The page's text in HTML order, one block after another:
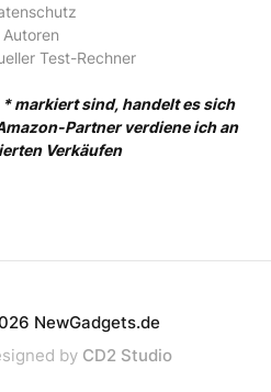
Autoren
Test-Rechner
markiert sind, handelt es sich
Partner verdiene ich an
Verkäufen
NewGadgets.de
by CD2 Studio